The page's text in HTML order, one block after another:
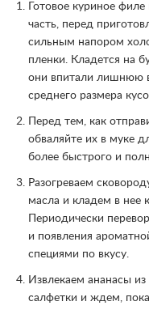
Готовое куриное
часть, перед
сильным напором
пленки. Кладется на
они впитали лишнюю
среднего размера
Перед тем, как
обваляйте их в муке
более быстрого и
Разогреваем
масла и кладем в нее
Периодически
и появления
специями по вкусу.
Извлекаем ананасы
салфетки и ждем,